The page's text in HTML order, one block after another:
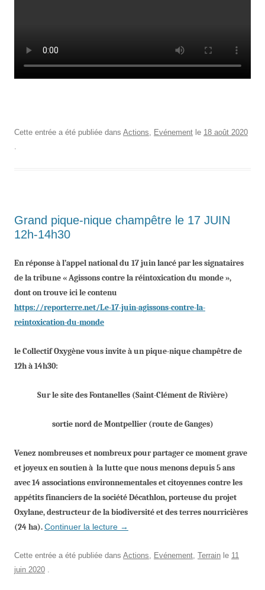
Cette entrée a été publiée dans Actions, Evénement le 18 août 2020
.
Grand pique-nique champêtre le 17 JUIN
12h-14h30
En réponse à l’appel national du 17 juin lancé par les signataires
de la tribune « Agissons contre la réintoxication du monde »,
dont on trouve ici le contenu
https://reporterre.net/Le-17-juin-agissons-contre-la-
reintoxication-du-monde
le Collectif Oxygène vous invite à un pique-nique champêtre de
12h à 14h30:
Sur le site des Fontanelles (Saint-Clément de Rivière)
sortienordde Montpellier (route de Ganges)
Venez nombreuses et nombreux pour partagercemoment grave
et joyeuxensoutien à la lutte que nous menons depuis5 ans
avec 14 associations environnementales et citoyennescontreles
appétitsfinanciersde la société Décathlon, porteuse du projet
Oxylane, destructeur delabiodiversité et desterres nourricières
(24 ha).Continuer la lecture →
Cette entrée a été publiée dans Actions, Evénement, Terrain le 11
juin 2020 .